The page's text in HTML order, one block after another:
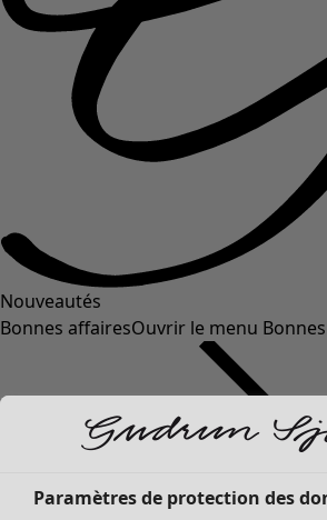
Nouveautés
Bonnes affairesOuvrir le menu
Paramètres de protection des